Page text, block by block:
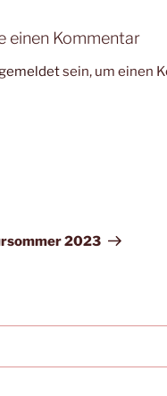
einen Kommentar
sein, um einen
2023